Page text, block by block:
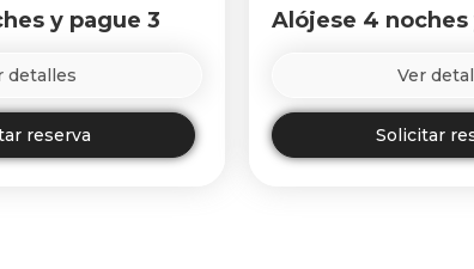
y pague 3
detalles
reserva
Alójese 4 noches
Ver
Solicitar